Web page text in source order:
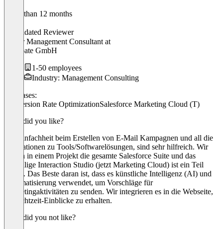
Older than 12 months
Validated Reviewer
Senior Management Consultant at
Excubate GmbH
1-50 employees
Industry: Management Consulting
Use cases:
Conversion Rate OptimizationSalesforce Marketing Cloud (T)
What did you like?
Die Einfachheit beim Erstellen von E-Mail Kampagnen und all die
Integrationen zu Tools/Softwarelösungen, sind sehr hilfreich. Wir
nutzen in einem Projekt die gesamte Salesforce Suite und das
ehemalige Interaction Studio (jetzt Marketing Cloud) ist ein Teil
davon. Das Beste daran ist, dass es künstliche Intelligenz (AI) und
Automatisierung verwendet, um Vorschläge für
Marketingaktivitäten zu senden. Wir integrieren es in die Webseite,
um Echtzeit-Einblicke zu erhalten.
What did you not like?